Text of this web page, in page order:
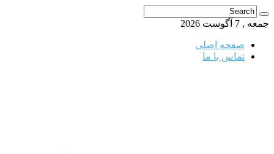
جمعه , 7 آگوست 2026
صفحه اصلی
تماس با ما